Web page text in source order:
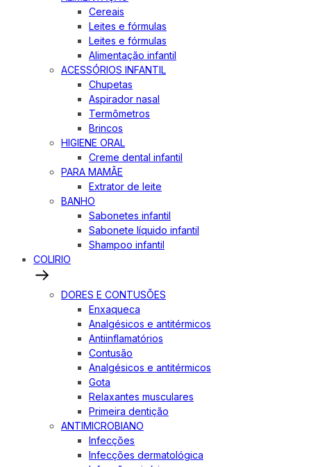
Cereais
Leites e fórmulas
Leites e fórmulas
Alimentação infantil
ACESSÓRIOS INFANTIL
Chupetas
Aspirador nasal
Termômetros
Brincos
HIGIENE ORAL
Creme dental infantil
PARA MAMÃE
Extrator de leite
BANHO
Sabonetes infantil
Sabonete líquido infantil
Shampoo infantil
COLIRIO
DORES E CONTUSÕES
Enxaqueca
Analgésicos e antitérmicos
Antiinflamatórios
Contusão
Analgésicos e antitérmicos
Gota
Relaxantes musculares
Primeira dentição
ANTIMICROBIANO
Infecções
Infecções dermatológica